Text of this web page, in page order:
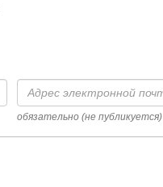
Адрес
электронной
почты
обязательно (не публикуется)